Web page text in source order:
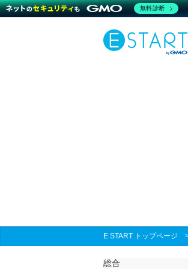
E START トップページ
総合
無料診断